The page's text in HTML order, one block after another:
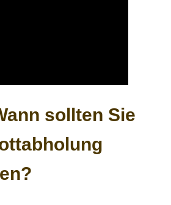
sollten Sie